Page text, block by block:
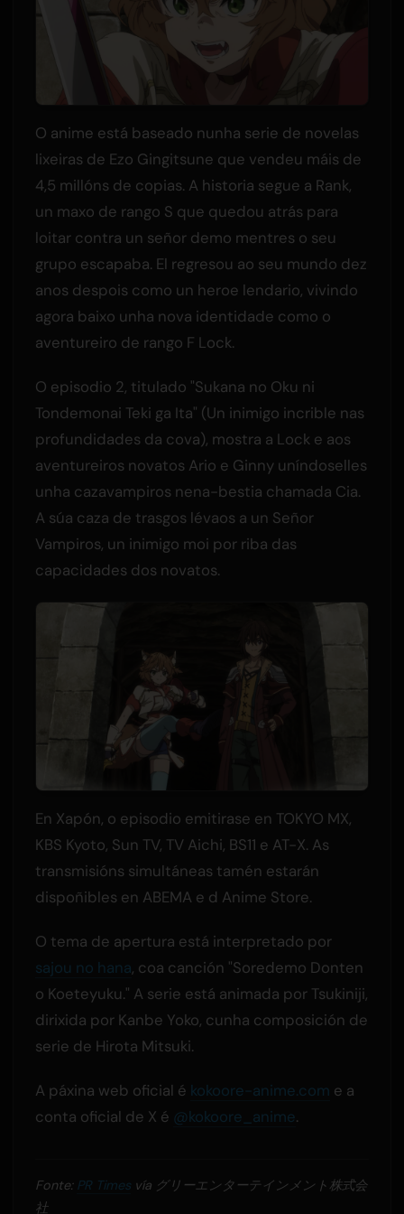
O anime está baseado nunha serie de novelas
lixeiras de Ezo Gingitsune que vendeu máis de
4,5 millóns de copias. A historia segue a Rank,
un maxo de rango S que quedou atrás para
loitar contra un señor demo mentres o seu
grupo escapaba. El regresou ao seu mundo dez
anos despois como un heroe lendario, vivindo
agora baixo unha nova identidade como o
aventureiro de rango F Lock.
O episodio 2, titulado "Sukana no Oku ni
Tondemonai Teki ga Ita" (Un inimigo incrible nas
profundidades da cova), mostra a Lock e aos
aventureiros novatos Ario e Ginny uníndoselles
unha cazavampiros nena-bestia chamada Cia.
A súa caza de trasgos lévaos a un Señor
Vampiros, un inimigo moi por riba das
capacidades dos novatos.
En Xapón, o episodio emitirase en TOKYO MX,
KBS Kyoto, Sun TV, TV Aichi, BS11 e AT-X. As
transmisións simultáneas tamén estarán
dispoñibles en ABEMA e d Anime Store.
O tema de apertura está interpretado por
sajou no hana, coa canción "Soredemo Donten
o Koeteyuku." A serie está animada por Tsukiniji,
dirixida por Kanbe Yoko, cunha composición de
serie de Hirota Mitsuki.
A páxina web oficial é kokoore-anime.com e a
conta oficial de X é @kokoore_anime.
Fonte: PR Timesvía グリーエンターテインメント株式会
社